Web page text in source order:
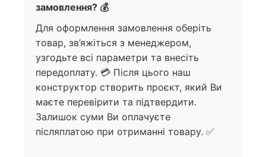
замовлення? 💰
Для оформлення замовлення оберіть
товар, зв’яжіться з менеджером,
узгодьте всі параметри та внесіть
передоплату. 💳 Після цього наш
конструктор створить проєкт, який Ви
маєте перевірити та підтвердити.
Залишок суми Ви оплачуєте
післяплатою при отриманні товару. ✅